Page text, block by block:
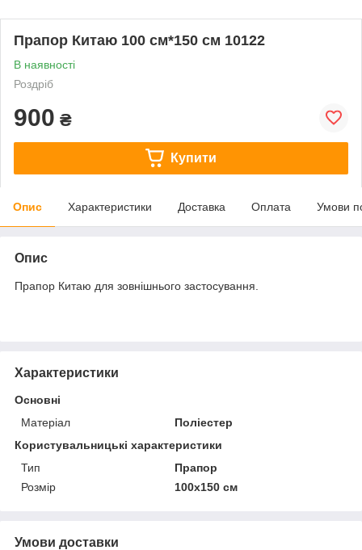
Прапор Китаю 100 см*150 см 10122
В наявності
Роздріб
900 ₴
Купити
Опис Характеристики Доставка Оплата Умови
Опис
Прапор Китаю для зовнішнього застосування.
Характеристики
Основні
Матеріал
Поліестер
Користувальницькі характеристики
Тип
Прапор
Розмір
100х150 см
Умови доставки